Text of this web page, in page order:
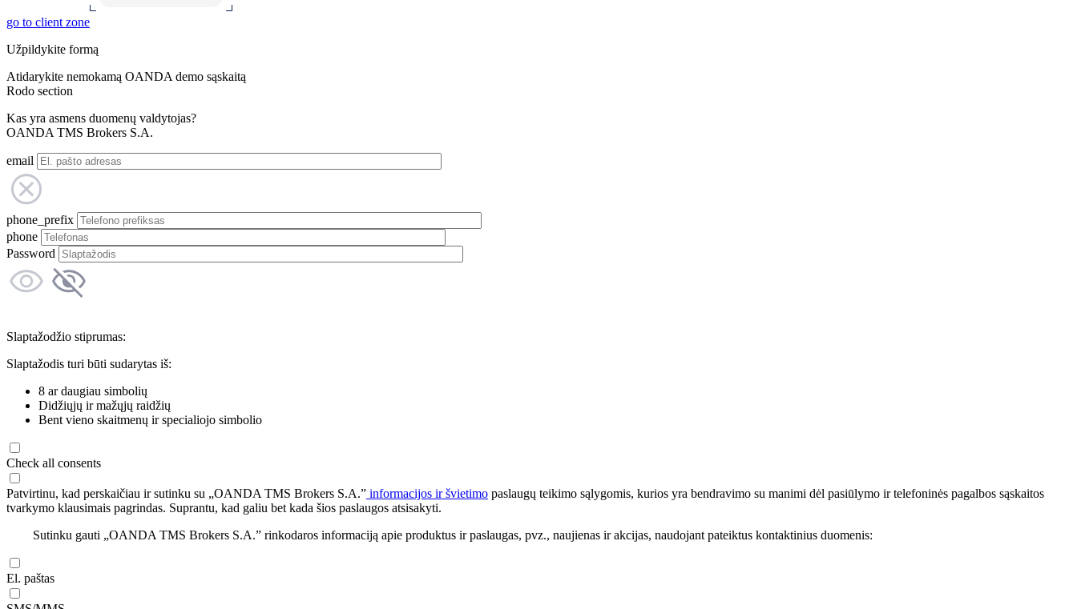
go to client zone
Užpildykite formą
Atidarykite nemokamą OANDA demo sąskaitą
Rodo section
Kas yra asmens duomenų valdytojas?
OANDA TMS Brokers S.A.
email
phone_prefix
phone
Password
Slaptažodžio stiprumas:
Slaptažodis turi būti sudarytas iš:
8 ar daugiau simbolių
Didžiųjų ir mažųjų raidžių
Bent vieno skaitmenų ir specialiojo simbolio
Check all consents
Patvirtinu, kad perskaičiau ir sutinku su „OANDA TMS Brokers S.A.” informacijos ir švietimo paslaugų teikimo sąlygomis, kurios yra bendravimo su manimi dėl pasiūlymo ir telefoninės pagalbos sąskaitos
tvarkymo klausimais pagrindas. Suprantu, kad galiu bet kada šios paslaugos atsisakyti.
Sutinku gauti „OANDA TMS Brokers S.A.” rinkodaros informaciją apie produktus ir paslaugas, pvz., naujienas ir akcijas, naudojant pateiktus kontaktinius duomenis:
El. paštas